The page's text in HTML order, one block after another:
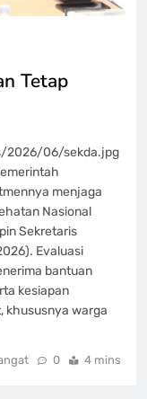
Tetap
2026/06/sekda.jpg
menjaga
Nasional
Sekretaris
Evaluasi
bantuan
kesiapan
khususnya warga
0 4 mins